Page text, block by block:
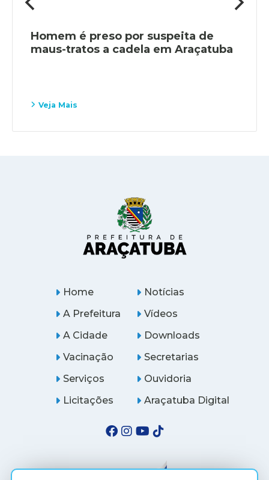
Homem é preso por suspeita de
maus-tratos a cadela em Araçatuba
Veja Mais
Home
A Prefeitura
A Cidade
Notícias
Vídeos
Downloads
Vacinação
Serviços
Licitações
Secretarias
Ouvidoria
Araçatuba Digital